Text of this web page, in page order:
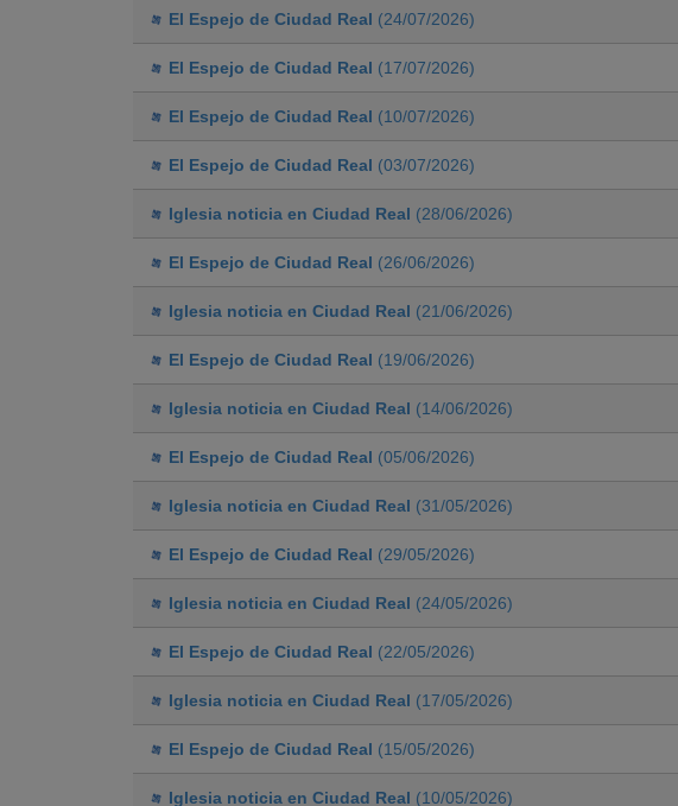
El Espejo de Ciudad Real (24/07/2026)
El Espejo de Ciudad Real (17/07/2026)
El Espejo de Ciudad Real (10/07/2026)
El Espejo de Ciudad Real (03/07/2026)
Iglesia noticia en Ciudad Real (28/06/2026)
El Espejo de Ciudad Real (26/06/2026)
Iglesia noticia en Ciudad Real (21/06/2026)
El Espejo de Ciudad Real (19/06/2026)
Iglesia noticia en Ciudad Real (14/06/2026)
El Espejo de Ciudad Real (05/06/2026)
Iglesia noticia en Ciudad Real (31/05/2026)
El Espejo de Ciudad Real (29/05/2026)
Iglesia noticia en Ciudad Real (24/05/2026)
El Espejo de Ciudad Real (22/05/2026)
Iglesia noticia en Ciudad Real (17/05/2026)
El Espejo de Ciudad Real (15/05/2026)
Iglesia noticia en Ciudad Real (10/05/2026)